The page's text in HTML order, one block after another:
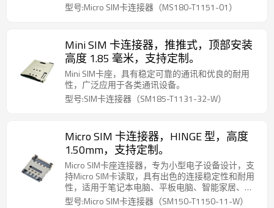
型号:Micro SIM卡连接器（MS180-T1151-01）
Mini SIM 卡连接器，推推式，顶部安装
高度 1.85 毫米，支持定制。
Mini SIM卡座，具有稳定可靠的通讯和优良的耐用
性，广泛应用于各类通讯设备。
型号:SIM卡连接器（SM185-T1131-32-W）
Micro SIM 卡连接器，HINGE 型，高度
1.50mm，支持定制。
Micro SIM卡座连接器，专为小型电子设备设计，支
持Micro SIM卡读取，具有出色的连接稳定性和耐用
性，适用于笔记本电脑、平板电脑、智能家居、移
动通讯等设备，确保可靠的通讯和数据传输。
型号:Micro SIM卡连接器（SM150-T1150-11-W）